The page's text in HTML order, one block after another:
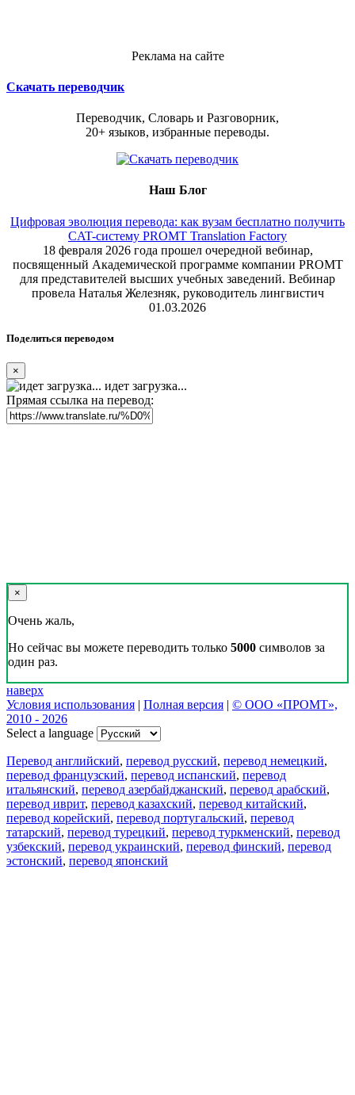
Реклама на сайте
Скачать переводчик
Переводчик, Словарь и Разговорник,
20+ языков, избранные переводы.
Наш Блог
Цифровая эволюция перевода: как вузам бесплатно получить
CAT-систему PROMT Translation Factory
18 февраля 2026 года прошел очередной вебинар,
посвященный Академической программе компании PROMT
для представителей высших учебных заведений. Вебинар
провела Наталья Железняк, руководитель лингвистич
01.03.2026
Поделиться переводом
×
идет загрузка...
Прямая ссылка на перевод:
×
Очень жаль,
Но сейчас вы можете переводить только 5000 символов за
один раз.
наверх
Условия использования | Полная версия | © ООО «ПРОМТ»,
2010 - 2026
Select a language
Перевод английский, перевод русский, перевод немецкий,
перевод французский, перевод испанский, перевод
итальянский, перевод азербайджанский, перевод арабский,
перевод иврит, перевод казахский, перевод китайский,
перевод корейский, перевод португальский, перевод
татарский, перевод турецкий, перевод туркменский, перевод
узбекский, перевод украинский, перевод финский, перевод
эстонский, перевод японский